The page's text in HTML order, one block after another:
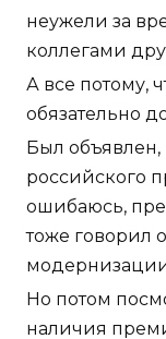
неужели за
коллегами
А все потому,
обязательно
Был
российского
ошибаюсь,
тоже говорил
Но потом
наличия